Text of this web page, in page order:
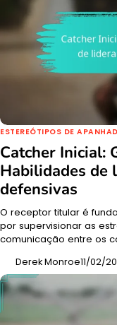
ESTEREÓTIPOS DE
Catcher Inicial:
Habilidades de
defensivas
O receptor titular é
por supervisionar as
comunicação entre os
Derek Monroe11/02/